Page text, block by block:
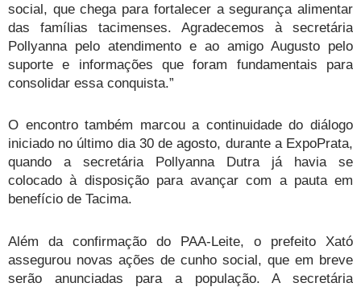
social, que chega para fortalecer a segurança alimentar
das famílias tacimenses. Agradecemos à secretária
Pollyanna pelo atendimento e ao amigo Augusto pelo
suporte e informações que foram fundamentais para
consolidar essa conquista.”
O encontro também marcou a continuidade do diálogo
iniciado no último dia 30 de agosto, durante a ExpoPrata,
quando a secretária Pollyanna Dutra já havia se
colocado à disposição para avançar com a pauta em
benefício de Tacima.
Além da confirmação do PAA-Leite, o prefeito Xató
assegurou novas ações de cunho social, que em breve
serão anunciadas para a população. A secretária